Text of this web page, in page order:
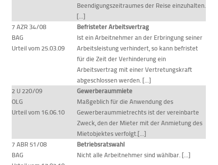
Beendigungszeitraumes der Reise einzuhalten.
[...]
7 AZR 34/08
BAG
Urteil vom 25.03.09
Befristeter Arbeitsvertrag
Ist ein Arbeitnehmer an der Erbringung seiner
Arbeitsleistung verhindert, so kann befristet
für die Zeit der Verhinderung ein
Arbeitsvertrag mit einer Vertretungskraft
abgeschlossen werden. [...]
2 U 220/09
OLG
Urteil vom 16.06.10
Gewerberaummiete
Maßgeblich für die Anwendung des
Gewerberaummietrechts ist der vereinbarte
Zweck, den der Mieter mit der Anmietung des
Mietobjektes verfolgt.[...]
7 ABR 51/08
BAG
Betriebsratswahl
Nicht alle Arbeitnehmer sind wählbar. [...]